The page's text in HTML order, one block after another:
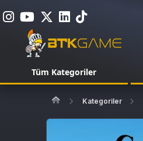
Tüm Kategoriler
Kategoriler